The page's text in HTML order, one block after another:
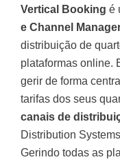
Vertical Booking é
e Channel
distribuição de
plataformas online.
gerir de forma
tarifas dos seus
canais de
Distribution
Gerindo todas as